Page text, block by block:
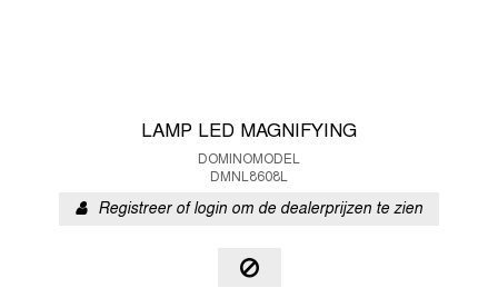
LAMP LED MAGNIFYING
DOMINOMODEL
DMNL8608L
Registreer of login om de dealerprijzen te zien